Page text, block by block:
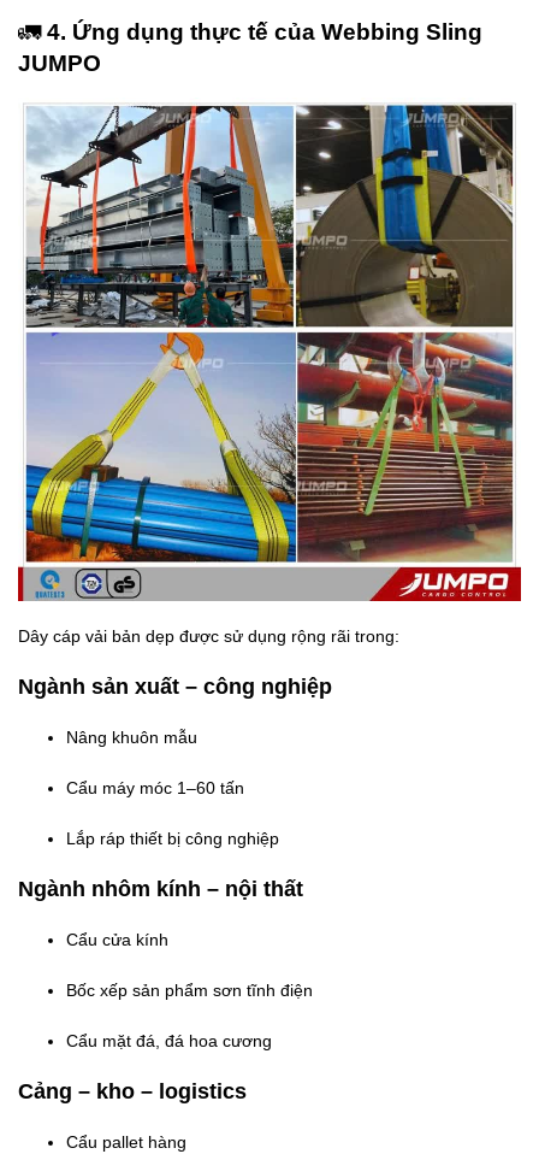
🚛4. Ứng dụng thực tế của Webbing Sling
JUMPO
Dây cáp vải bản dẹp được sử dụng rộng rãi trong:
Ngành sản xuất – công nghiệp
Nâng khuôn mẫu
Cẩu máy móc 1–60 tấn
Lắp ráp thiết bị công nghiệp
Ngành nhôm kính – nội thất
Cẩu cửa kính
Bốc xếp sản phẩm sơn tĩnh điện
Cẩu mặt đá, đá hoa cương
Cảng – kho – logistics
Cẩu pallet hàng